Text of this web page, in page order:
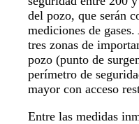
del pozo, que serán
mediciones de
tres zonas de
pozo (punto de
perímetro de
mayor con acceso
Entre las medidas